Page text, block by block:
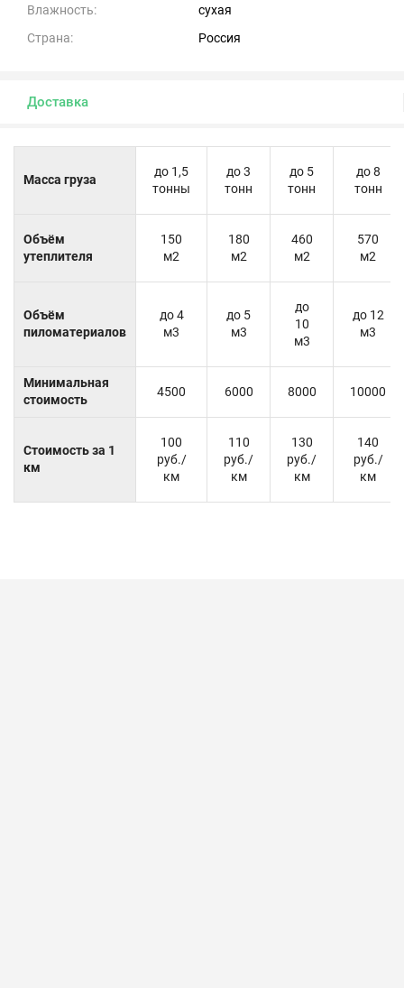
Влажность:
сухая
Страна:
Россия
Доставка
Масса груза
до 1,5
тонны
до 3
тонн
до 5
тонн
до 8
тонн
Объём
утеплителя
150
м2
180
м2
460
м2
570
м2
Объём
пиломатериалов
до 4
м3
до 5
м3
до
10
м3
до 12
м3
Минимальная
стоимость
4500 6000 8000 10000
Стоимость за 1
км
100
руб./
км
110
руб./
км
130
руб./
км
140
руб./
км